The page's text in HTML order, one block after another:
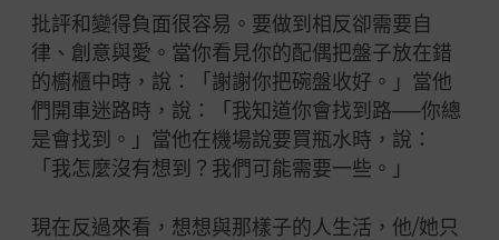
批評和變得負面很容易。要做到相反卻需要自
律、創意與愛。當你看見你的配偶把盤子放在錯
的櫥櫃中時，說：「謝謝你把碗盤收好。」當他
們開車迷路時，說：「我知道你會找到路──你總
是會找到。」當他在機場說要買瓶水時，說：
「我怎麼沒有想到？我們可能需要一些。」
現在反過來看，想想與那樣子的人生活，他/她只